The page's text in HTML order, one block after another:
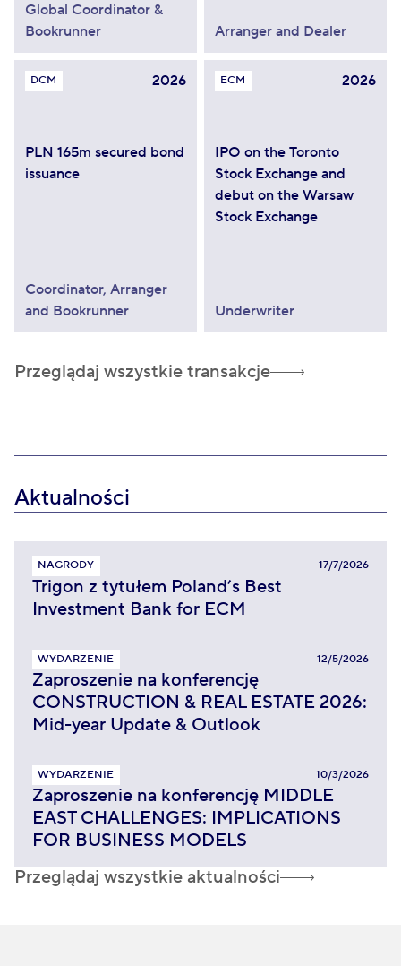
Global Coordinator &
Bookrunner
Arranger and Dealer
DCM 2026
PLN 165m secured bond
issuance
Coordinator, Arranger
and Bookrunner
ECM 2026
IPO on the Toronto
Stock Exchange and
debut on the Warsaw
Stock Exchange
Underwriter
Przeglądaj wszystkie transakcje
Aktualności
NAGRODY 17/7/2026
Trigon z tytułem Poland’s Best
Investment Bank for ECM
WYDARZENIE 12/5/2026
Zaproszenie na konferencję
CONSTRUCTION & REAL ESTATE 2026:
Mid-year Update & Outlook
WYDARZENIE 10/3/2026
Zaproszenie na konferencję MIDDLE
EAST CHALLENGES: IMPLICATIONS
FOR BUSINESS MODELS
Przeglądaj wszystkie aktualności